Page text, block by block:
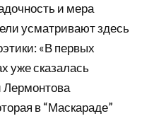
и мера
усматривают здесь
«В первых
уже сказалась
Лермонтова
в “Маскараде”